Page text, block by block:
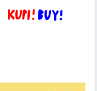
Dodaj v košarico